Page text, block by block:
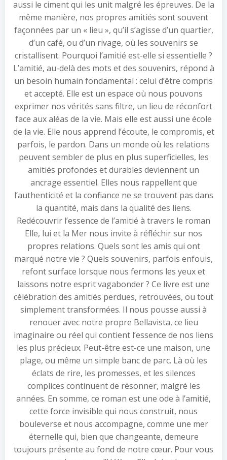
aussi le ciment qui les unit malgré les épreuves. De la
même manière, nos propres amitiés sont souvent
façonnées par un « lieu », qu’il s’agisse d’un quartier,
d’un café, ou d’un rivage, où les souvenirs se
cristallisent. Pourquoi l’amitié est-elle si essentielle ?
L’amitié, au-delà des mots et des souvenirs, répond à
un besoin humain fondamental : celui d’être compris
et accepté. Elle est un espace où nous pouvons
exprimer nos vérités sans filtre, un lieu de réconfort
face aux aléas de la vie. Mais elle est aussi une école
de la vie. Elle nous apprend l’écoute, le compromis, et
parfois, le pardon. Dans un monde où les relations
peuvent sembler de plus en plus superficielles, les
amitiés profondes et durables deviennent un
ancrage essentiel. Elles nous rappellent que
l’authenticité et la confiance ne se trouvent pas dans
la quantité, mais dans la qualité des liens.
Redécouvrir l’essence de l’amitié à travers le roman
Elle, lui et la Mer nous invite à réfléchir sur nos
propres relations. Quels sont les amis qui ont
marqué notre vie ? Quels souvenirs, parfois enfouis,
refont surface lorsque nous fermons les yeux et
laissons notre esprit vagabonder ? Ce livre est une
célébration des amitiés perdues, retrouvées, ou tout
simplement transformées. Il nous pousse aussi à
renouer avec notre propre Bellavista, ce lieu
imaginaire ou réel qui contient l’essence de nos liens
les plus précieux. Peut-être est-ce une maison, une
plage, ou même un simple banc de parc. Là où les
éclats de rire, les promesses, et les silences
complices continuent de résonner, malgré les
années. En somme, ce roman est une ode à l’amitié,
cette force invisible qui nous construit, nous
bouleverse et nous accompagne, comme une mer
éternelle qui, bien que changeante, demeure
toujours présente au fond de notre cœur. Pour vous